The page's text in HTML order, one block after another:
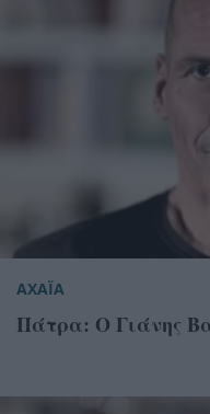
ΑΧΑΪΑ
Πάτρα: Ο Γιάνης